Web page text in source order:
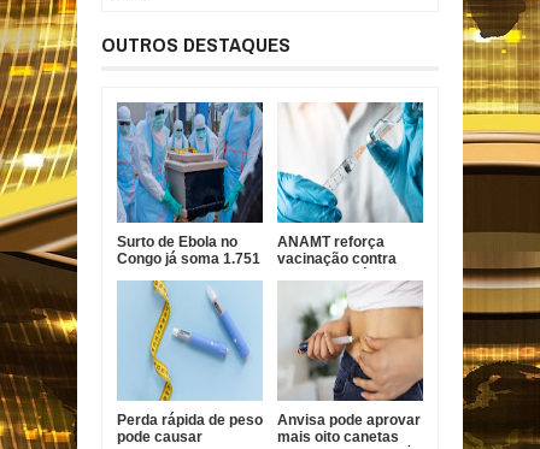
OUTROS DESTAQUES
Surto de Ebola no
Congo já soma 1.751
ANAMT reforça
vacinação contra
em São Paulo
Perda rápida de peso
pode causar
Anvisa pode aprovar
mais oito canetas